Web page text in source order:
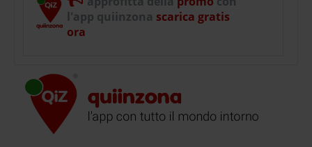
l'app quiinzona scarica gratis
ora